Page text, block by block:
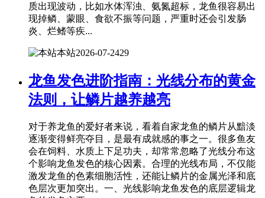
质出现波动，比如水体浑浊、氨氮超标，龙鱼很容易出
现掉鳞、蒙眼、食欲不振等问题，严重时还会引发肠
炎、烂鳍等疾...
本站2026-07-2429
龙鱼发色进阶指南：光线分布的黄金
法则，让鳞片越养越亮
对于养龙鱼的爱好者来说，看着自家龙鱼的鳞片从黯淡
逐渐变得鲜亮夺目，是最有成就感的事之一。很多鱼友
会在饲料、水质上下足功夫，却常常忽略了光线分布这
个影响龙鱼发色的核心因素。合理的光线布局，不仅能
激发龙鱼的色素细胞活性，还能让鳞片的金属光泽和底
色层次更加突出。一、光线影响龙鱼发色的底层逻辑龙